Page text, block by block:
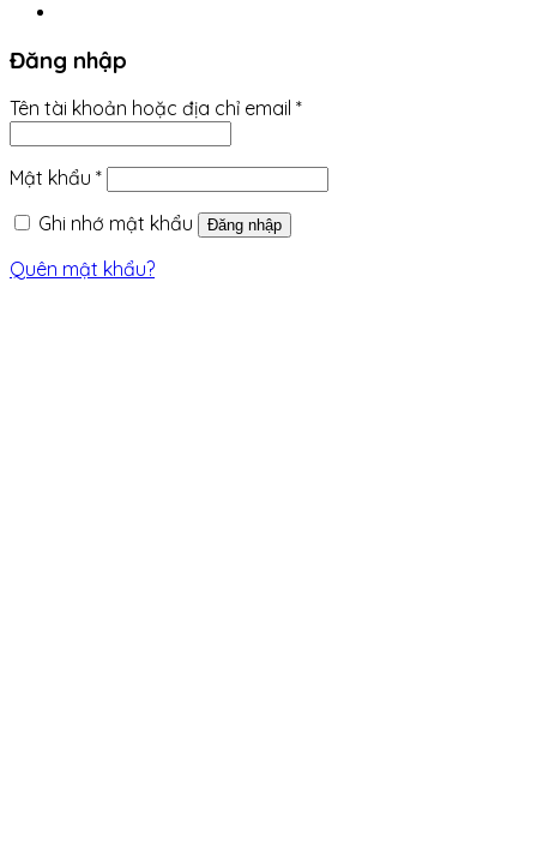
Đăng nhập
Tên tài khoản hoặc địa chỉ email *
Mật khẩu *
Ghi nhớ mật khẩu
Đăng nhập
Quên mật khẩu?